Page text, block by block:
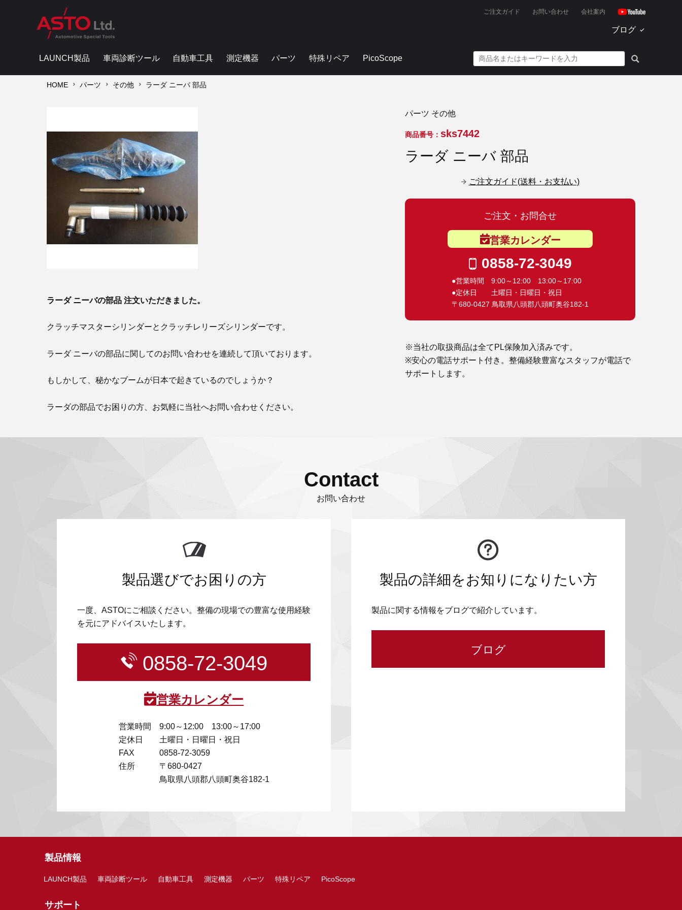
ご注文ガイド お問い合わせ 会社案内
ブログ
LAUNCH製品 車両診断ツール 自動車工具 測定機器 パーツ 特殊リペア PicoScope
HOME パーツ その他 ラーダ ニーバ 部品
ラーダ ニーバの部品 注文いただきました。
クラッチマスターシリンダーとクラッチレリーズシリンダーです。
ラーダ ニーバの部品に関してのお問い合わせを連続して頂いております。
もしかして、秘かなブームが日本で起きているのでしょうか？
ラーダの部品でお困りの方、お気軽に当社へお問い合わせください。
パーツ その他
商品番号： sks7442
ラーダ ニーバ 部品
ご注文ガイド(送料・お支払い)
ご注文・お問合せ
営業カレンダー
0858-72-3049
●営業時間 9:00～12:00 13:00～17:00
●定休日 土曜日・日曜日・祝日
〒680-0427 鳥取県八頭郡八頭町奥谷182-1
※当社の取扱商品は全てPL保険加入済みです。
※安心の電話サポート付き。整備経験豊富なスタッフが電話で
サポートします。
Contact
お問い合わせ
製品選びでお困りの方
一度、ASTOにご相談ください。整備の現場での豊富な使用経験
を元にアドバイスいたします。
0858-72-3049
営業カレンダー
営業時間
9:00～12:00 13:00～17:00
定休日
土曜日・日曜日・祝日
FAX
0858-72-3059
住所
〒680-0427
鳥取県八頭郡八頭町奥谷182-1
製品の詳細をお知りになりたい方
製品に関する情報をブログで紹介しています。
ブログ
製品情報
LAUNCH製品 車両診断ツール 自動車工具 測定機器 パーツ 特殊リペア PicoScope
サポート